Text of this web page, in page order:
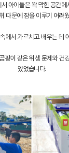
아이들은 꽉 막힌 공간에
때문에 잠을 이루기 어려
에서 가르치고 배우는 데
팡이 같은 위생 문제와 건
있었습니다.